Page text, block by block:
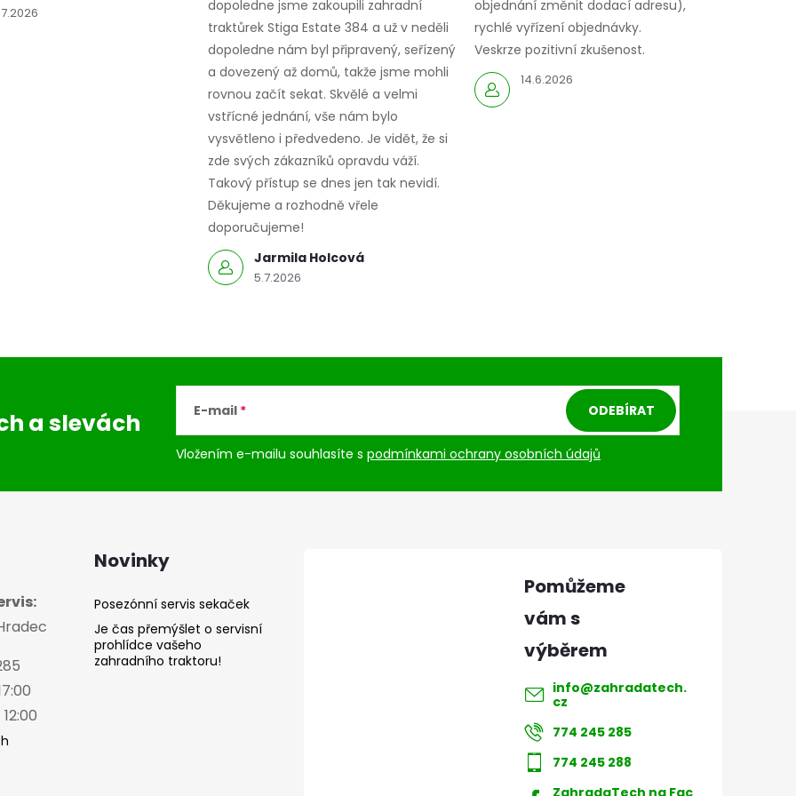
Jarmila Holcová
5.7.2026
dopoledne jsme zakoupili zahradní
traktůrek Stiga Estate 384 a už v neděli
dopoledne nám byl připravený, seřízený
a dovezený až domů, takže jsme mohli
rovnou začít sekat. Skvělé a velmi
vstřícné jednání, vše nám bylo
vysvětleno i předvedeno. Je vidět, že si
zde svých zákazníků opravdu váží.
Takový přístup se dnes jen tak nevidí.
Děkujeme a rozhodně vřele
doporučujeme!
14.6.2026
objednání změnit dodací adresu),
rychlé vyřízení objednávky.
Veskrze pozitivní zkušenost.
a slevách E-mail
Vložením e-mailu souhlasíte s podmínkami ochrany osobních údajů
ODEBÍRAT
Novinky
Posezónní servis sekaček
Je čas přemýšlet o servisní
prohlídce vašeho
zahradního traktoru!
info@zahradatech.
cz
774 245 285
774 245 288
ZahradaTech na Fac